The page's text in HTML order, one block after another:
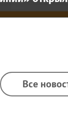
Все